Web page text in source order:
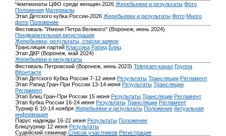
Чемпионаты ЦФО среди женщин-2026 Жеребьевки и результаты Фото
Положения Материалы
Этап Детского кубка России-2026 Жеребьевки и результаты Фото Много
фото Положение
Фестиваль "Имени Петра Великого" (Воронеж, июнь 2024)
Предварительная регистрация
Жеребьевки, результаты, списки заявок
Трансляция партий Классика Рапид Блиц
Этап ДКР (Воронеж, май 2024)
Жеребьевки и результаты
Фестиваль Петровский (Воронеж, июнь 2023) Telegram-канал Группа
ВКонтакте
Этап Детского Кубка России 7-12 июня Результаты Трансляции Регламент
Этап Рапид Гран-При России 13-14 июня Результаты Трансляции
Регламент
Этап Блиц Гран-При России 15 июня Результаты Трансляции Регламент
Этап Кубка России 16-24 июня Результаты Трансляции Регламент
Турнир Б 10-14 ноября Жеребьевки и результаты Положение Актуальная
информация
Парус надежды 16-22 июня Результаты Положение
Блицтурнир 12 июня Результаты
Судейский семинар Список участников Регистрация